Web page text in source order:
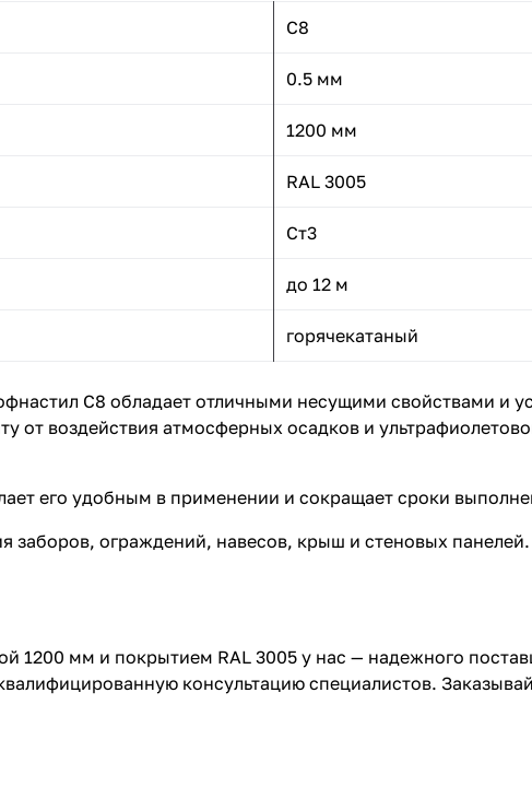
С8
0.5 мм
1200 мм
RAL 3005
Ст3
до 12 м
горячекатаный
С8 обладает отличными несущими свойствами и
от воздействия атмосферных осадков и
его удобным в применении и сокращает сроки
заборов, ограждений, навесов, крыш и стеновых панелей.
1200 мм и покрытием RAL 3005 у нас — надежного
консультацию специалистов.